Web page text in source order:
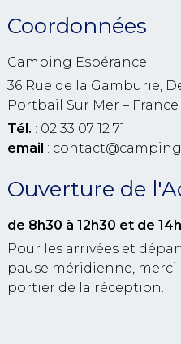
Coordonnées
Camping Espérance
36 Rue de la Gamburie,
Portbail Sur Mer – France
Tél. : 02 33 07 12 71
email :
Ouverture de
de 8h30 à 12h30 et de
Pour les arrivées et
pause méridienne, merci
portier de la réception.